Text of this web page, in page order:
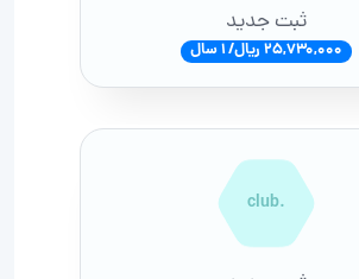
ثبت جدید
25,730,000 ریال/ 1 سال
.club